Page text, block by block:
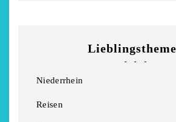
Niederrhein
Reisen